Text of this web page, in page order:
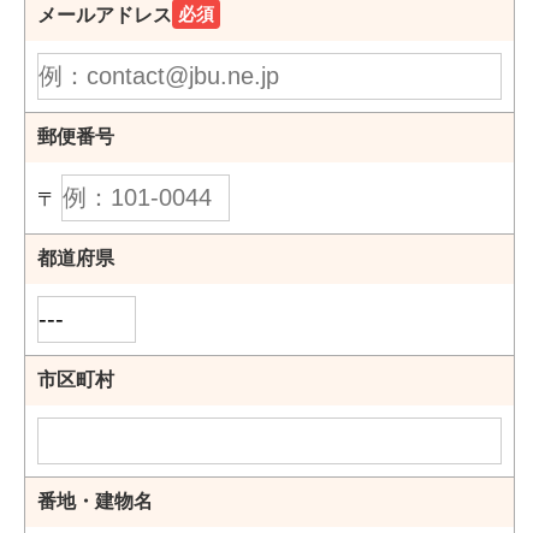
メールアドレス 必須
郵便番号
〒
都道府県
市区町村
番地・建物名